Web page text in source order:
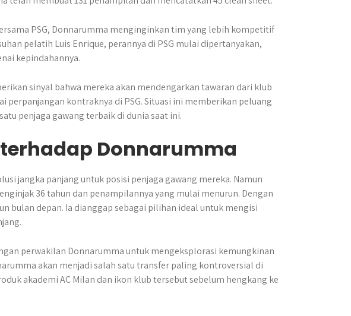
PSG, Donnarumma menginginkan tim yang lebih kompetitif
pelatih Luis Enrique, perannya di PSG mulai dipertanyakan,
kepindahannya.
sinyal bahwa mereka akan mendengarkan tawaran dari klub
kontraknya di PSG. Situasi ini memberikan peluang
penjaga gawang terbaik di dunia saat ini.
Donnarumma
jangka panjang untuk posisi penjaga gawang mereka. Namun
36 tahun dan penampilannya yang mulai menurun. Dengan
bulan depan. Ia dianggap sebagai pilihan ideal untuk mengisi
perwakilan Donnarumma untuk mengeksplorasi kemungkinan
akan menjadi salah satu transfer paling kontroversial di
akademi AC Milan dan ikon klub tersebut sebelum hengkang ke